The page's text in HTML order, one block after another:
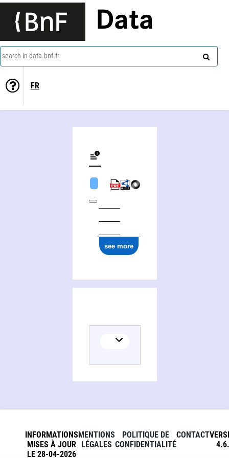
Data
search in data.bnf.fr
FR
see more
INFORMATIONS
MISES À JOUR
LE 28-04-2026
MENTIONS
LÉGALES
POLITIQUE DE
CONFIDENTIALITÉ
CONTACT